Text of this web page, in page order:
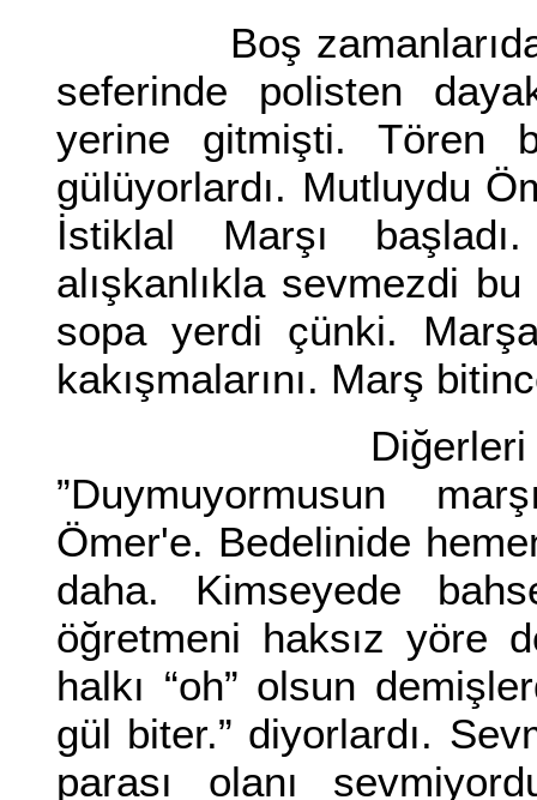
Boş zamanlarıda iş
seferinde polisten
yerine gitmişti. Tören
gülüyorlardı. Mutluydu
İstiklal Marşı
alışkanlıkla sevmezdi
sopa yerdi çünki.
kakışmalarını. Marş
Diğerleri talimli.
”Duymuyormusun
Ömer'e. Bedelinide
daha. Kimseyede
öğretmeni haksız yöre
halkı “oh” olsun
gül biter.” diyorlardı.
parası olanı